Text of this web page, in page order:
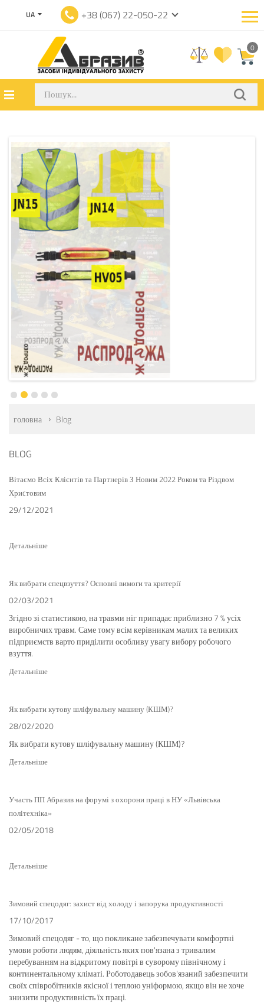
UA +38 (067) 22-050-22
0
головна Blog
BLOG
Вітаємо Всіх Клієнтів та Партнерів З Новим 2022 Роком та Різдвом
Хриcтовим
29/12/2021
Детальніше
Як вибрати спецвзуття? Основні вимоги та критерії
02/03/2021
Згідно зі статистикою, на травми ніг припадає приблизно 7 % усіх
виробничих травм. Саме тому всім керівникам малих та великих
підприємств варто приділити особливу увагу вибору робочого
взуття.
Детальніше
Як вибрати кутову шліфувальну машину (КШМ)?
28/02/2020
Як вибрати кутову шліфувальну машину (КШМ)?
Детальніше
Участь ПП Абразив на форумі з охорони праці в НУ «Львівська
політехніка»
02/05/2018
Детальніше
Зимовий спецодяг: захист від холоду і запорука продуктивності
17/10/2017
Зимовий спецодяг - то, що покликане забезпечувати комфортні
умови роботи людям, діяльність яких пов'язана з тривалим
перебуванням на відкритому повітрі в суворому північному і
континентальному кліматі. Роботодавець зобов'язаний забезпечити
своїх співробітників якісної і теплою уніформою, якщо він не хоче
знизити продуктивність їх праці.